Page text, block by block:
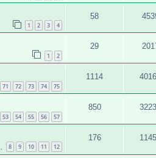
1 2 3 4
58
1 2
29
71 72 73 74 75
1114
53 54 55 56 57
850
8 9 10 11 12
176